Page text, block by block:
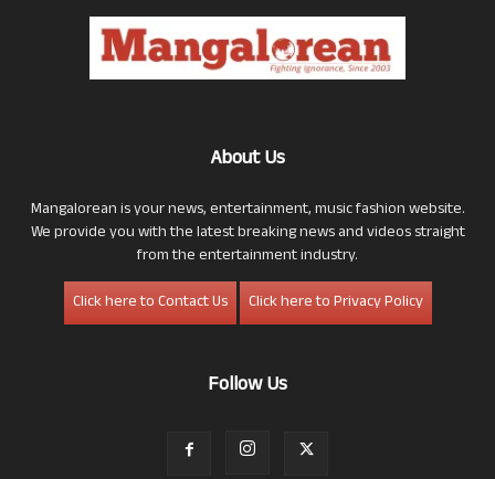
About Us
Mangalorean is your news, entertainment, music fashion website.
We provide you with the latest breaking news and videos straight
from the entertainment industry.
Click here to Contact Us
Click here to Privacy Policy
Follow Us